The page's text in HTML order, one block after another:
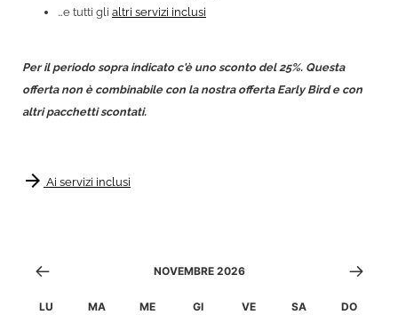
…e tutti gli altri servizi inclusi
Per il periodo sopra indicato c'è uno sconto del 25%. Questa
offerta non è combinabile con la nostra offerta Early Bird e con
altri pacchetti scontati.
arrow_forward Ai servizi inclusi
NOVEMBRE 2026
LU MA ME GI VE SA DO